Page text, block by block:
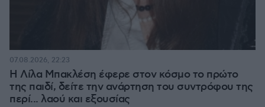
Η Λίλα Μπακλέση έφερε στον κόσμο το πρώτο
της παιδί, δείτε την ανάρτηση του συντρόφου της
περί... λαού και εξουσίας
07.08.2026, 22:23